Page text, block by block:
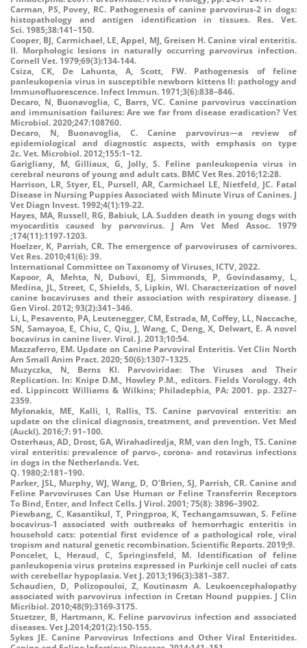
Carman, PS, Povey, RC. Pathogenesis of canine parvovirus-2 in dogs:
histopathology and antigen identification in tissues. Res. Vet.
Sci. 1985;38:141–150.
Cooper, BJ, Carmichael, LE, Appel, MJ, Greisen H. Canine viral enteritis.
II. Morphologic lesions in naturally occurring parvovirus infection.
Cornell Vet. 1979;69(3):134-144.
Csiza, CK, De Lahunta, A, Scott, FW. Pathogenesis of feline
panleukopenia virus in susceptible newborn kittens II: pathology and
Immunofluorescence. Infect Immun. 1971;3(6):838–846.
Decaro, N, Buonavoglia, C, Barrs, VC. Canine parvovirus vaccination
and immunisation failures: Are we far from disease eradication? Vet
Microbiol. 2020;247:108760.
Decaro, N, Buonavoglia, C. Canine parvovirus—a review of
epidemiological and diagnostic aspects, with emphasis on type
2c. Vet. Microbiol.2012;155:1–12.
Garigliany, M, Gilliaux, G, Jolly, S. Feline panleukopenia virus in
cerebral neurons of young and adult cats. BMC Vet Res.2016;12:28.
Harrison, LR, Styer, EL, Pursell, AR, Carmichael LE, Nietfeld, JC. Fatal
Disease in Nursing Puppies Associated with Minute Virus of Canines. J
Vet Diagn Invest. 1992;4(1):19-22.
Hayes, MA, Russell, RG, Babiuk, LA. Sudden death in young dogs with
myocarditis caused by parvovirus. J Am Vet Med Assoc. 1979
;174(11):1197-1203.
Hoelzer, K, Parrish, CR. The emergence of parvoviruses of carnivores.
Vet Res. 2010;41(6): 39.
International Committee on Taxonomy of Viruses, ICTV, 2022.
Kapoor, A, Mehta, N, Dubovi, EJ, Simmonds, P, Govindasamy, L,
Medina, JL, Street, C, Shields, S, Lipkin, WI. Characterization of novel
canine bocaviruses and their association with respiratory disease. J
Gen Virol. 2012; 93(2):341–346.
Li, L, Pesavento, PA, Leutenegger, CM, Estrada, M, Coffey, LL, Naccache,
SN, Samayoa, E, Chiu, C, Qiu, J, Wang, C, Deng, X, Delwart, E. A novel
bocavirus in canine liver. Virol. J. 2013;10:54.
Mazzaferro, EM. Update on Canine Parvoviral Enteritis. Vet Clin North
Am Small Anim Pract. 2020; 50(6):1307–1325.
Muzyczka, N, Berns KI. Parvoviridae: The Viruses and Their
Replication. In: Knipe D.M., Howley P.M., editors. Fields Vorology.4th
ed. Lippincott Williams & Wilkins; Philadephia, PA: 2001. pp. 2327–
2359.
Mylonakis, ME, Kalli, I, Rallis, TS. Canine parvoviral enteritis: an
update on the clinical diagnosis, treatment, and prevention.Vet Med
(Auckl). 2016;7: 91–100.
Osterhaus, AD, Drost, GA, Wirahadiredja, RM, van den Ingh, TS.Canine
viral enteritis: prevalence of parvo-, corona- and rotavirus infections
in dogs in the Netherlands.Vet.
Q. 1980;2:181–190.
Parker, JSL, Murphy, WJ, Wang, D, O’Brien, SJ, Parrish, CR. Canine and
Feline Parvoviruses Can Use Human or Feline Transferrin Receptors
To Bind, Enter, and Infect Cells. J Virol. 2001; 75(8): 3896–3902.
Piewbang, C, Kasantikul, T, Pringproa, K, Techangamsuwan, S. Feline
bocavirus-1 associated with outbreaks of hemorrhagic enteritis in
household cats: potential first evidence of a pathological role, viral
tropism and natural genetic recombination. Scientific Reports. 2019;9.
Poncelet, L, Heraud, C, Springinsfeld, M. Identification of feline
panleukopenia virus proteins expressed in Purkinje cell nuclei of cats
with cerebellar hypoplasia. Vet J.2013;196(3):381–387.
Schaudien, D, Polizopouloi, Z, Koutinasm A. Leukoencephalopathy
associated with parvovirus infection in Cretan Hound puppies. J Clin
Micribiol.2010;48(9):3169-3175.
Stuetzer, B, Hartmann, K. Feline parvovirus infection and associated
diseases. Vet J.2014;201(2):150-155.
Sykes JE. Canine Parvovirus Infections and Other Viral Enteritides.